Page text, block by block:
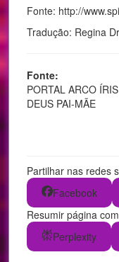
Fonte: http://
Tradução: Regina
Fonte:
PORTAL ARCO ÍRIS
DEUS PAI-MÃE
Partilhar nas redes
Facebook
Resumir página
Perplexity